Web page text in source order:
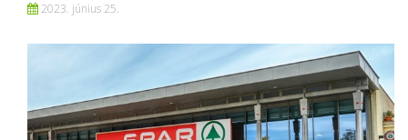
2023. június 25.